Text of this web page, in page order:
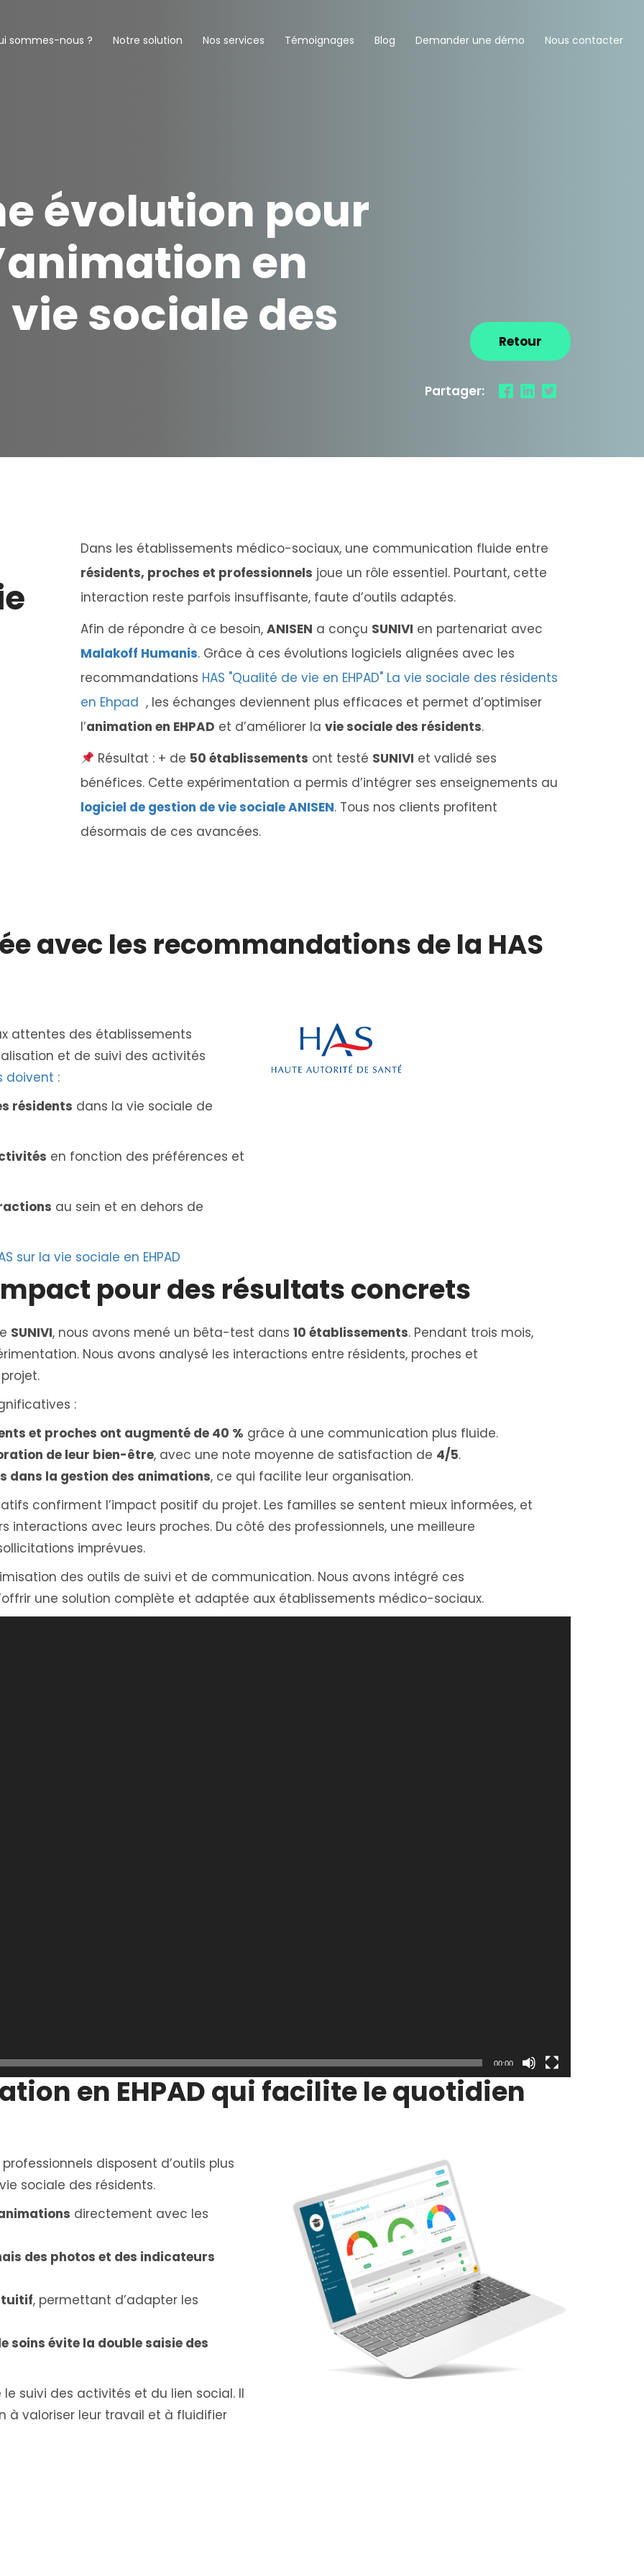
sommes-nous ? Notre solution Nos services Témoignages Blog Demander une démo Nous contacter
évolution pour
en
vie sociale des
Retour
Partager:
Dans les établissements médico-sociaux, une communication fluide entre
résidents, proches et professionnels joue un rôle essentiel. Pourtant, cette
interaction reste parfois insuffisante, faute d’outils adaptés.
Afin de répondre à ce besoin, ANISEN a conçu SUNIVI en partenariat avec
Malakoff Humanis. Grâce à ces évolutions logiciels alignées avec les
recommandations HAS "Qualité de vie en EHPAD" La vie sociale des résidents
en Ehpad , les échanges deviennent plus efficaces et permet d’optimiser
l’animation en EHPAD et d’améliorer la vie sociale des résidents.
Résultat : + de 50 établissements ont testé SUNIVI et validé ses
bénéfices. Cette expérimentation a permis d’intégrer ses enseignements au
logiciel de gestion de vie sociale ANISEN. Tous nos clients profitent
désormais de ces avancées.
avec les recommandations de la HAS
attentes des établissements
et de suivi des activités
doivent :
résidents dans la vie sociale de
en fonction des préférences et
au sein et en dehors de
sur la vie sociale en EHPAD
pour des résultats concrets
SUNIVI, nous avons mené un bêta-test dans 10 établissements. Pendant trois mois,
Nous avons analysé les interactions entre résidents, proches et
:
et proches ont augmenté de 40 % grâce à une communication plus fluide.
de leur bien-être, avec une note moyenne de satisfaction de 4/5.
dans la gestion des animations, ce qui facilite leur organisation.
confirment l’impact positif du projet. Les familles se sentent mieux informées, et
interactions avec leurs proches. Du côté des professionnels, une meilleure
imprévues.
des outils de suivi et de communication. Nous avons intégré ces
une solution complète et adaptée aux établissements médico-sociaux.
00:00
en EHPAD qui facilite le quotidien
disposent d’outils plus
sociale des résidents.
directement avec les
des photos et des indicateurs
, permettant d’adapter les
soins évite la double saisie des
le suivi des activités et du lien social. Il
à valoriser leur travail et à fluidifier